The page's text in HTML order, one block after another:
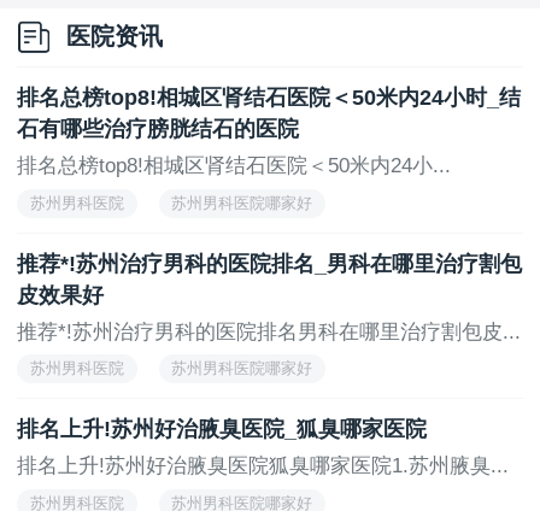
座和*活动，为患者普及相关知识，帮助他们了解和应对
苏州东吴结石医院凭借其医生团队、完备的设备和
服务，成为了苏州地区医疗领域的一颗璀璨明珠。无论
是输尿管结石的诊疗还是其他医疗服务，苏州东吴结石
医院都以患者的需求为核心，不断提升自身的服务水平
上一页
医院资讯
排名总榜top8!相城区肾结石医院＜50米内24小时_结
石有哪些治疗膀胱结石的医院
排名总榜top8!相城区肾结石医院＜50米内24小...
苏州男科医院 苏州男科医院哪家好
苏州男科专科医院
推荐*!苏州治疗男科的医院排名_男科在哪里治疗割包
皮效果好
推荐*!苏州治疗男科的医院排名男科在哪里治疗割包皮...
苏州男科医院 苏州男科医院哪家好
排名上升!苏州好治腋臭医院_狐臭哪家医院
排名上升!苏州好治腋臭医院狐臭哪家医院1.苏州腋臭...
苏州男科医院 苏州男科医院哪家好